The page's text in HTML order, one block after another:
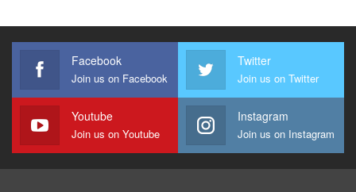
Facebook
Join us on Facebook
Twitter
Join us on Twitter
Youtube
Join us on Youtube
Instagram
Join us on Instagram